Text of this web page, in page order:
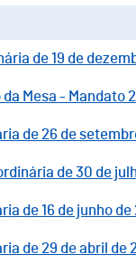
de 19 de
Mesa - Mandato
de 26 de
de 30 de
de 16 de junho de
de 29 de abril de